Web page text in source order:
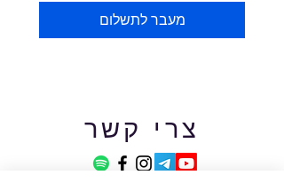
מעבר לתשלום
צרי קשר